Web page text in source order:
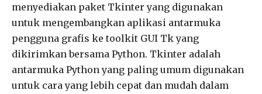
menyediakan paket Tkinter yang digunakan
untuk mengembangkan aplikasi antarmuka
pengguna grafis ke toolkit GUI Tk yang
dikirimkan bersama Python. Tkinter adalah
antarmuka Python yang paling umum digunakan
untuk cara yang lebih cepat dan mudah dalam